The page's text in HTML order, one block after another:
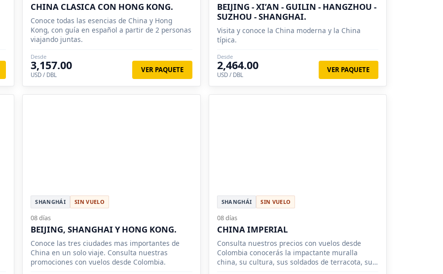
CHINA CLASICA CON HONG KONG.
Conoce todas las esencias de China y Hong
Kong, con guía en español a partir de 2 personas
viajando juntas.
Desde
3,157.00
USD / DBL
VER PAQUETE
BEIJING - XI’AN - GUILIN - HANGZHOU -
SUZHOU - SHANGHAI.
Visita y conoce la China moderna y la China
típica.
Desde
2,464.00
USD / DBL
VER PAQUETE
SHANGHÁI SIN VUELO
08 días
BEIJING, SHANGHAI Y HONG KONG.
Conoce las tres ciudades mas importantes de
China en un solo viaje. Consulta nuestras
promociones con vuelos desde Colombia.
SHANGHÁI SIN VUELO
08 días
CHINA IMPERIAL
Consulta nuestros precios con vuelos desde
Colombia conocerás la impactante muralla
china, su cultura, sus soldados de terracota, sus